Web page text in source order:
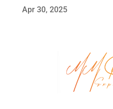
Apr 30, 2025